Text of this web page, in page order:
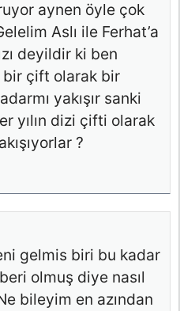
aynen öyle çok
Aslı ile Ferhat’a
deyildir ki ben
bir çift olarak bir
yakışır sanki
yılın dizi çifti olarak
?
gelmis biri bu kadar
olmuş diye nasıl
bileyim en azından